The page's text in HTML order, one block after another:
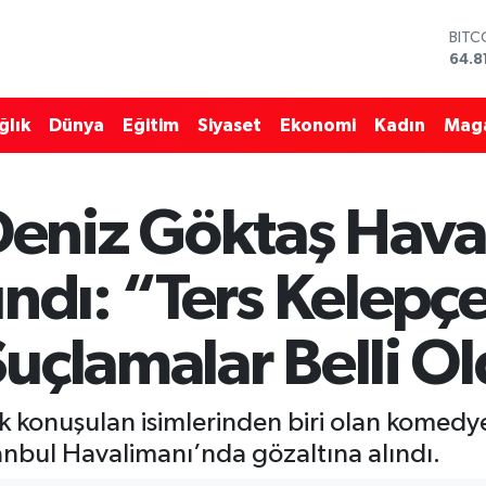
Dünya Eğitim Siyaset Ekonomi Kadın
Göktaş
“Ters
Belli
konuşulan isimlerinden biri olan
Havalimanı’nda gözaltına alındı.